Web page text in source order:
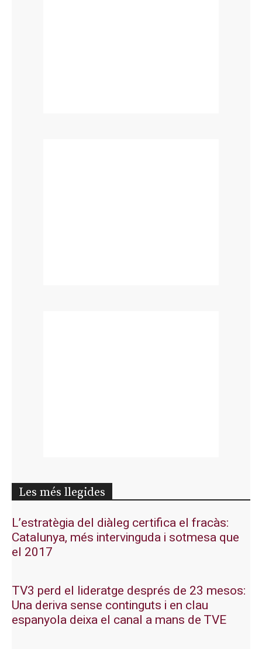
Les més llegides
L’estratègia del diàleg certifica el fracàs:
Catalunya, més intervinguda i sotmesa que
el 2017
TV3 perd el lideratge després de 23 mesos:
Una deriva sense continguts i en clau
espanyola deixa el canal a mans de TVE